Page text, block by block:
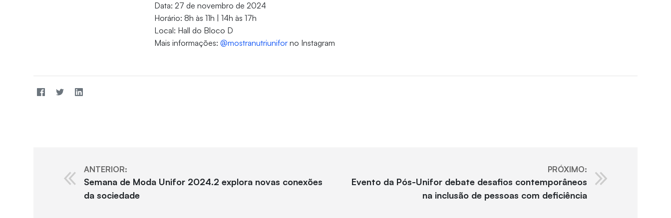
Data: 27 de novembro de 2024
Horário: 8h às 11h | 14h às 17h
Local: Hall do Bloco D
Mais informações:@mostranutriunifor no Instagram
ANTERIOR:
Semana de Moda Unifor 2024.2 explora novas conexões
da sociedade
PRÓXIMO:
Evento da Pós-Unifor debate desafios contemporâneos
na inclusão de pessoas com deficiência